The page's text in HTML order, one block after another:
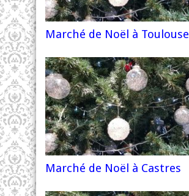
Marché de Noël à Toulouse
Marché de Noël à Castres